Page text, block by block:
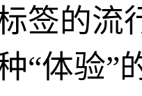
签的流
“体验